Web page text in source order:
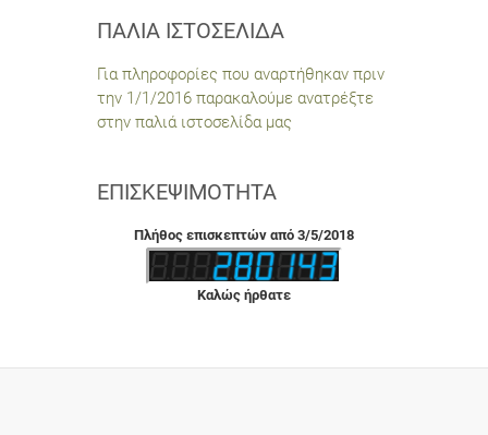
ΠΑΛΙΆ ΙΣΤΟΣΕΛΊΔΑ
Για πληροφορίες που αναρτήθηκαν πριν
την 1/1/2016 παρακαλούμε ανατρέξτε
στην παλιά ιστοσελίδα μας
ΕΠΙΣΚΕΨΙΜΌΤΗΤΑ
Πλήθος επισκεπτών από 3/5/2018
Καλώς ήρθατε